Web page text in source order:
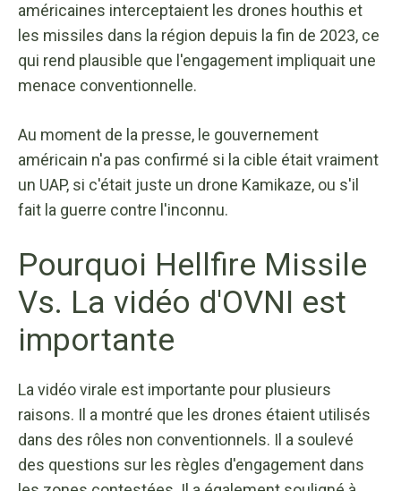
américaines interceptaient les drones houthis et
les missiles dans la région depuis la fin de 2023, ce
qui rend plausible que l'engagement impliquait une
menace conventionnelle.
Au moment de la presse, le gouvernement
américain n'a pas confirmé si la cible était vraiment
un UAP, si c'était juste un drone Kamikaze, ou s'il
fait la guerre contre l'inconnu.
Pourquoi Hellfire Missile
Vs. La vidéo d'OVNI est
importante
La vidéo virale est importante pour plusieurs
raisons. Il a montré que les drones étaient utilisés
dans des rôles non conventionnels. Il a soulevé
des questions sur les règles d'engagement dans